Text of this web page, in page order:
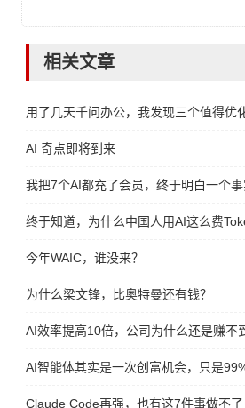
相关文章
用了几天千问办公，我发现三个值得优
AI 奇点即将到来
我把7个AI都充了会员，终于明白一个事
终于知道，为什么中国人用AI这么费
今年WAIC，谁没来？
为什么梁文锋，比奥特曼还有钱？
AI效率提高10倍，公司为什么还是赚不
AI智能体其实是一次创富机会，只是
Claude Code再强，也有这7件事做不了